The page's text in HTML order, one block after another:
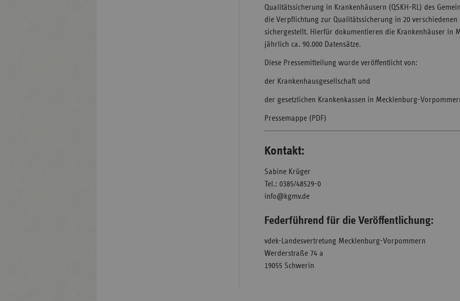
Qualitätssicherung in Krankenhäusern (QSKH-RL) des
die Verpflichtung zur Qualitätssicherung in 20 verschiedenen
sichergestellt. Hierfür dokumentieren die Krankenhäuser in
jährlich ca. 90.000 Datensätze.
Diese Pressemitteilung wurde veröffentlicht von:
der Krankenhausgesellschaft und
der gesetzlichen Krankenkassen in Mecklenburg-
Pressemappe (PDF)
Kontakt:
Sabine Krüger
Tel.: 0385/48529-0
info@kgmv.de
Federführend für die Veröffentlichung:
vdek-Landesvertretung Mecklenburg-Vorpommern
Werderstraße 74 a
19055 Schwerin